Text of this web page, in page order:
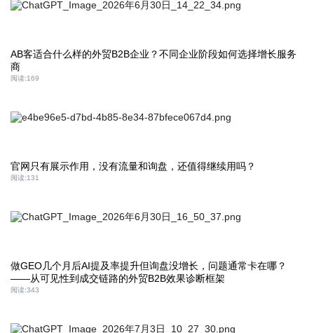
AB客适合什么样的外贸B2B企业？不同企业阶段如何选择增长服务
商
阅读:169
官网只有展示作用，没有流量和询盘，还值得继续用吗？
阅读:131
做GEO几个月后AI提及率提升但询盘没增长，问题通常卡在哪？
——从可见性到成交链路的外贸B2B效果诊断框架
阅读:343